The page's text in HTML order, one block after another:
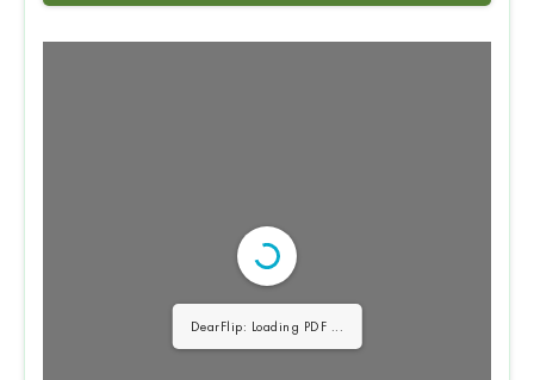
DearFlip: Loading PDF 2% ...